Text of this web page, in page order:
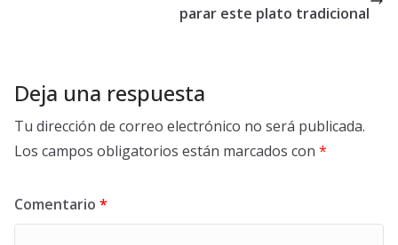
parar este plato tradicional
Deja una respuesta
Tu dirección de correo electrónico no será publicada.
Los campos obligatorios están marcados con *
Comentario *